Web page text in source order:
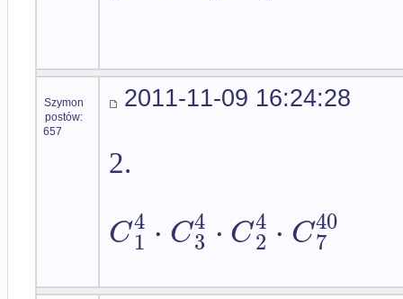
Szymon
postów:
657
2011-11-09 16:24:28
2.
C4
1 ⋅ C4
3 ⋅ C4
2 ⋅ C40
7